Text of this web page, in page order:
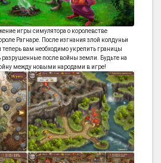
игры симулятора о королевстве
Рагнаре. После изгнания злой колдуньи
теперь вам необходимо укрепить границы
разрушенные после войны земли. Будьте на
между новыми народами в игре!